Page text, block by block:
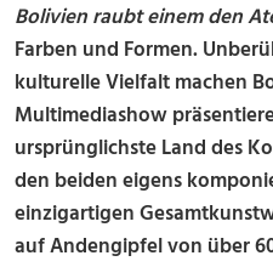
Bolivien raubt einem den
Farben und Formen.
kulturelle Vielfalt machen
Multimediashow
ursprünglichste Land des
den beiden eigens
einzigartigen
auf Andengipfel von über